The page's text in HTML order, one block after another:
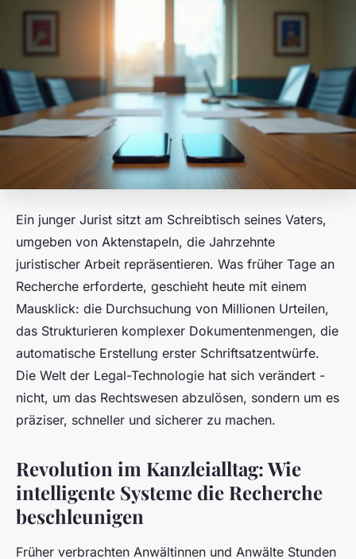
Ein junger Jurist sitzt am Schreibtisch seines Vaters,
umgeben von Aktenstapeln, die Jahrzehnte
juristischer Arbeit repräsentieren. Was früher Tage an
Recherche erforderte, geschieht heute mit einem
Mausklick: die Durchsuchung von Millionen Urteilen,
das Strukturieren komplexer Dokumentenmengen, die
automatische Erstellung erster Schriftsatzentwürfe.
Die Welt der Legal-Technologie hat sich verändert -
nicht, um das Rechtswesen abzulösen, sondern um es
präziser, schneller und sicherer zu machen.
Revolution im Kanzleialltag: Wie
intelligente Systeme die Recherche
beschleunigen
Früher verbrachten Anwältinnen und Anwälte Stunden